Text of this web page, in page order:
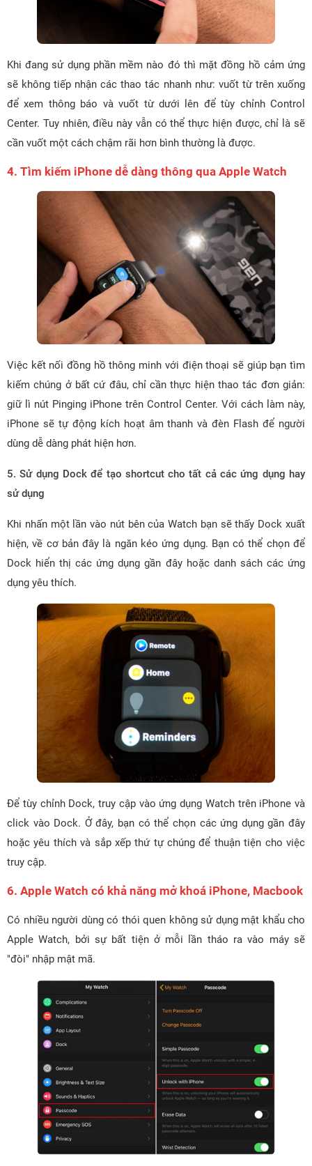
Khi đang sử dụng phần mềm nào đó thì mặt đồng hồ cảm ứng
sẽ không tiếp nhận các thao tác nhanh như: vuốt từ trên xuống
để xem thông báo và vuốt từ dưới lên để tùy chỉnh Control
Center. Tuy nhiên, điều này vẫn có thể thực hiện được, chỉ là sẽ
cần vuốt một cách chậm rãi hơn bình thường là được.
4. Tìm kiếm iPhone dễ dàng thông qua Apple Watch
Việc kết nối đồng hồ thông minh với điện thoại sẽ giúp bạn tìm
kiếm chúng ở bất cứ đâu, chỉ cần thực hiện thao tác đơn giản:
giữ lì nút Pinging iPhone trên Control Center. Với cách làm này,
iPhone sẽ tự động kích hoạt âm thanh và đèn Flash để người
dùng dễ dàng phát hiện hơn.
5. Sử dụng Dock để tạo shortcut cho tất cả các ứng dụng hay
sử dụng
Khi nhấn một lần vào nút bên của Watch bạn sẽ thấy Dock xuất
hiện, về cơ bản đây là ngăn kéo ứng dụng. Bạn có thể chọn để
Dock hiển thị các ứng dụng gần đây hoặc danh sách các ứng
dụng yêu thích.
Để tùy chỉnh Dock, truy cập vào ứng dụng Watch trên iPhone và
click vào Dock. Ở đây, bạn có thể chọn các ứng dụng gần đây
hoặc yêu thích và sắp xếp thứ tự chúng để thuận tiện cho việc
truy cập.
6. Apple Watch có khả năng mở khoá iPhone, Macbook
Có nhiều người dùng có thói quen không sử dụng mật khẩu cho
Apple Watch, bởi sự bất tiện ở mỗi lần tháo ra vào máy sẽ
"đòi" nhập mật mã.